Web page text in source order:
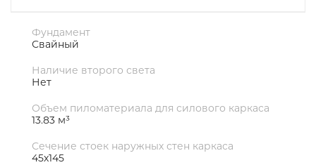
Фундамент
Свайный
Наличие второго света
Нет
Объем пиломатериала для силового каркаса
13.83 м³
Сечение стоек наружных стен каркаса
45х145